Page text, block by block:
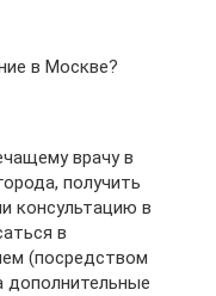
в Москве?
врачу в
получить
консультацию в
в
(посредством